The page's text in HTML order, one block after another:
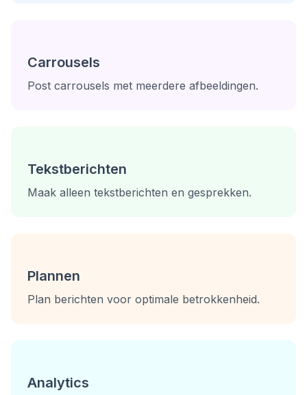
Carrousels
Post carrousels met meerdere afbeeldingen.
Tekstberichten
Maak alleen tekstberichten en gesprekken.
Plannen
Plan berichten voor optimale betrokkenheid.
Analytics